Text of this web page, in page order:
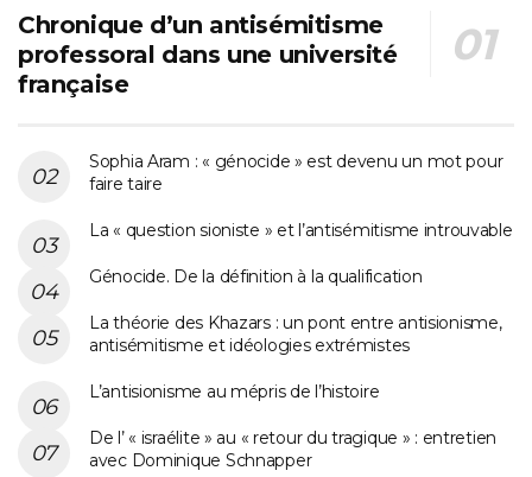
Chronique d’un antisémitisme
professoral dans une université
française
Sophia Aram : « génocide » est devenu un mot pour
faire taire
La « question sioniste » et l’antisémitisme introuvable
Génocide. De la définition à la qualification
La théorie des Khazars : un pont entre antisionisme,
antisémitisme et idéologies extrémistes
L’antisionisme au mépris de l’histoire
De l’ « israélite » au « retour du tragique » : entretien
avec Dominique Schnapper